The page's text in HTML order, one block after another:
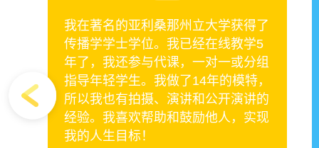
力让
我在著名的亚利桑那州立大学获得了
传播学学士学位。我已经在线教学5
年了，我还参与代课，一对一或分组
指导年轻学生。我做了14年的模特，
所以我也有拍摄、演讲和公开演讲的
经验。我喜欢帮助和鼓励他人，实现
我的人生目标！